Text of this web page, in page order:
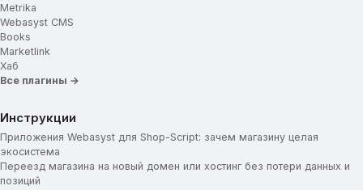
Metrika
Webasyst CMS
Books
Marketlink
Хаб
Все плагины →
Инструкции
Приложения Webasyst для Shop-Script: зачем магазину целая
экосистема
Переезд магазина на новый домен или хостинг без потери данных и
позиций